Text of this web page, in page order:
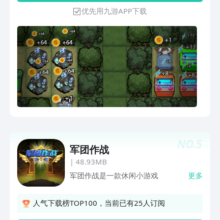
优先用九游APP下载
NO.5
军团作战
| 48.93MB
军团作战是一款休闲小游戏
更多
人气下载榜TOP100，当前已有25人订阅